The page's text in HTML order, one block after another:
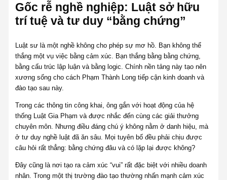
Gốc rễ nghề nghiệp: Luật sở hữu
trí tuệ và tư duy “bằng chứng”
Luật sư là một nghề không cho phép sự mơ hồ. Bạn không thể
thắng một vụ việc bằng cảm xúc. Bạn thắng bằng bằng chứng,
bằng cấu trúc lập luận và bằng logic. Chính nền tảng này tạo nên
xương sống cho cách Phạm Thành Long tiếp cận kinh doanh và
đào tạo sau này.
Trong các thông tin công khai, ông gắn với hoạt động của hệ
thống Luật Gia Phạm và được nhắc đến cùng các giải thưởng
chuyên môn. Nhưng điều đáng chú ý không nằm ở danh hiệu, mà
ở tư duy nghề luật đã ăn sâu. Mọi tuyên bố đều phải chịu được
câu hỏi rất thẳng: bằng chứng đâu và có lặp lại được không?
Đây cũng là nơi tạo ra cảm xúc “vui” rất đặc biệt với nhiều doanh
nhân. Trong một thị trường đào tạo thường nhấn mạnh cảm xúc